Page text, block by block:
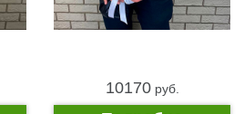
10170pуб.